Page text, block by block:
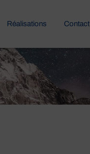
Réalisations Contact